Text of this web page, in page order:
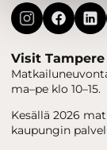
Visit Tampere
ma–pe klo 10–15.
Kesällä 2026
kaupungin